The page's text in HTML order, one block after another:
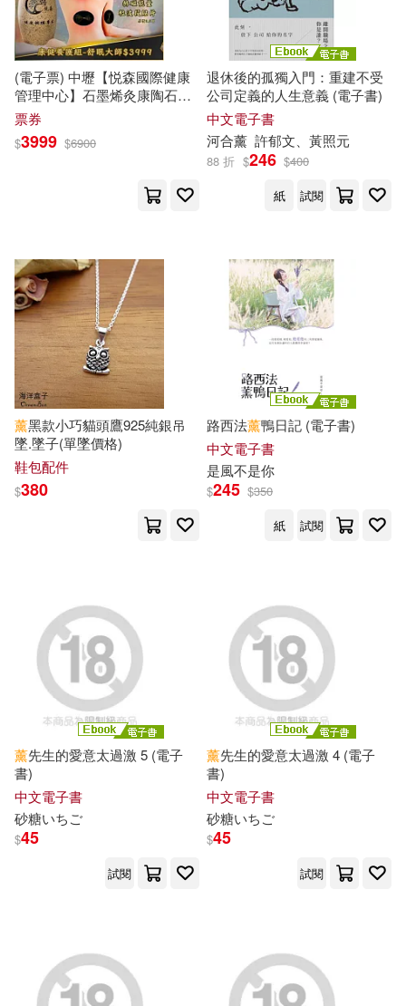
蔡志忠(138)
砂糖いちご(137)
三年又三年(134)
素人オムニバス(134)
WLS Educational Corp.(132)
傅佩榮(132)
EZLanguage編輯部(131)
劉燁(131) 大峰いるか(131)
尾田榮一郎(131)
麻美ゆま(131)
川原礫(130)
工藤ララ(130)
上海古籍出版社(490)
平心出版(485)
財經錢線文化有限公司(482)
寶瓶文化(474)
浙江少年兒童出版社(471)
S-DIGITAL(470)
小魯文化(467)
複刻文化(463) FRAUS(460)
漫遊者文化(456)
東方出版社(447)
KATTS(441)
上海人民出版社有限責任公司(437)
小熊出版(434) 商務(432)
北京師範大學出版社(431)
天地出版社(425) 耕林(424)
(電子票) 中壢【悦森國際健康
管理中心】石墨烯灸康陶石足
薰5堂贈1堂(MO)【受託代銷】
票券
$3999 $6900
退休後的孤獨入門：重建不受
公司定義的人生意義 (電子書)
中文電子書
河合薰 許郁文、黃照元
88 折 $246 $400
紙
試閱
薰黑款小巧貓頭鷹925純銀吊
墜.墜子(單墜價格)
鞋包配件
$380
路西法薰鴨日記 (電子書)
中文電子書
是風不是你
$245 $350
紙
試閱
薰先生的愛意太過激 5 (電子
書)
中文電子書
砂糖いちご
$45
試閱
薰先生的愛意太過激 4 (電子
書)
中文電子書
砂糖いちご
$45
試閱